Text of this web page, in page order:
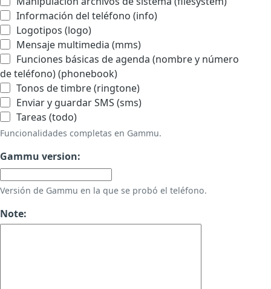
Información del teléfono (info)
Logotipos (logo)
Mensaje multimedia (mms)
Funciones básicas de agenda (nombre y número
de teléfono) (phonebook)
Tonos de timbre (ringtone)
Enviar y guardar SMS (sms)
Tareas (todo)
Funcionalidades completas en Gammu.
Gammu version:
Versión de Gammu en la que se probó el teléfono.
Note: